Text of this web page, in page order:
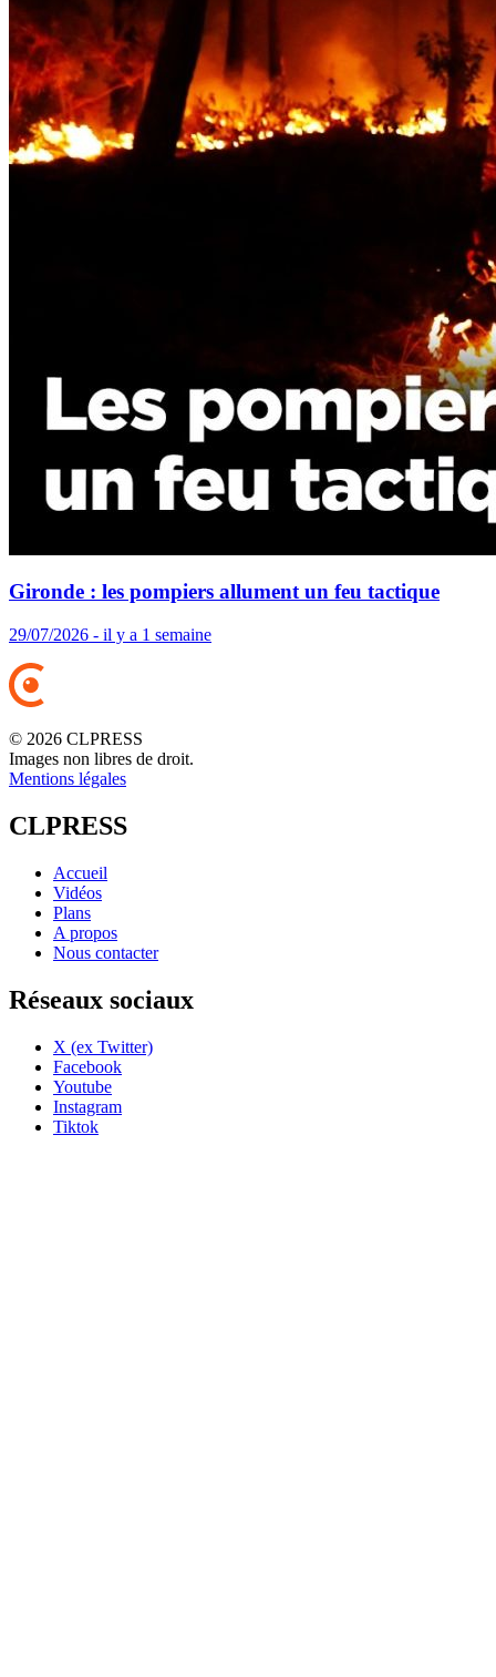
Gironde : les pompiers allument un feu tactique
29/07/2026 - il y a 1 semaine
© 2026 CLPRESS
Images non libres de droit.
Mentions légales
CLPRESS
Accueil
Vidéos
Plans
A propos
Nous contacter
Réseaux sociaux
X (ex Twitter)
Facebook
Youtube
Instagram
Tiktok